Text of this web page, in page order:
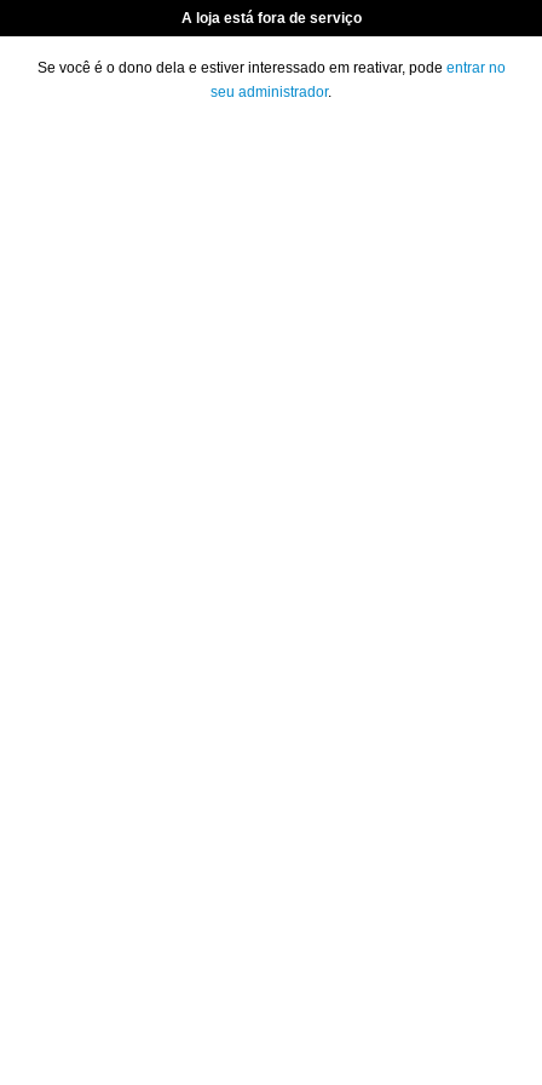
A loja está fora de serviço
Se você é o dono dela e estiver interessado em reativar, pode entrar no
seu administrador.